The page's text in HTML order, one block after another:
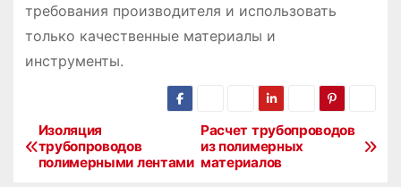
требования производителя и использовать
только качественные материалы и
инструменты.
Н
Расчет трубопроводов
из полимерных
материалов
Изоляция
трубопроводов
полимерными лентами